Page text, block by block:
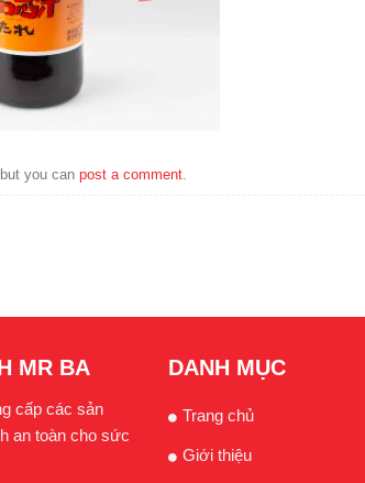
you can post a comment.
MR BA
cấp các sản
an toàn cho sức
DANH MỤC
Trang chủ
Giới thiệu